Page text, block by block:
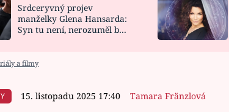
CELEBRITY
VAŘENÍ
NOVINKY
Srdceryvný projev
manželky Glena Hansarda:
Syn tu není, nerozuměl by
a filmy
15. listopadu 2025 17:40 Tamara Fränzlová